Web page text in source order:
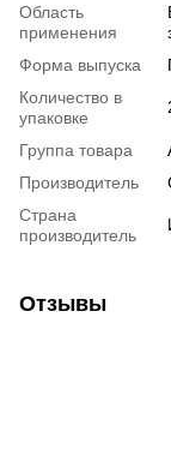
Область
применения
Форма выпуска
Количество в
упаковке
Группа товара
Производитель
Страна
производитель
Отзывы